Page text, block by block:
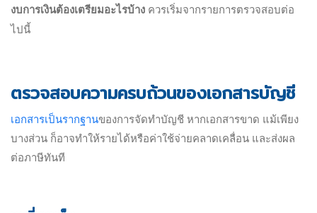
งบการเงินต้องเตรียมอะไรบ้าง ควรเริ่มจากรายการตรวจสอบต่อ
ไปนี้
ตรวจสอบความครบถ้วนของเอกสารบัญชี
เอกสารเป็นรากฐานของการจัดทำบัญชี หากเอกสารขาด แม้เพียง
บางส่วน ก็อาจทำให้รายได้หรือค่าใช้จ่ายคลาดเคลื่อน และส่งผล
ต่อภาษีทันที